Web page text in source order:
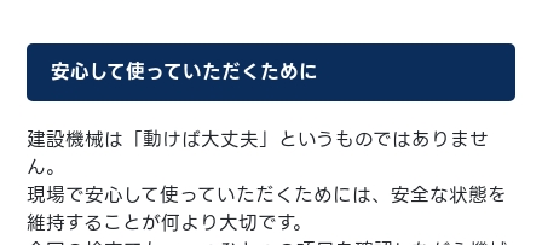
安心して使っていただくために
建設機械は「動けば大丈夫」というものではありませ
ん。
現場で安心して使っていただくためには、安全な状態を
維持することが何より大切です。